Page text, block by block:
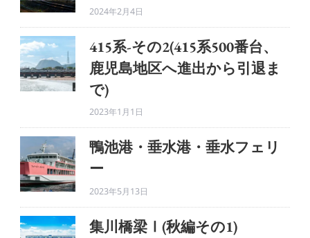
2024年2月4日
415系-その2(415系500番台、
鹿児島地区へ進出から引退ま
で)
2023年1月1日
鴨池港・垂水港・垂水フェリ
ー
2023年5月13日
集川橋梁Ⅰ(秋編その1)